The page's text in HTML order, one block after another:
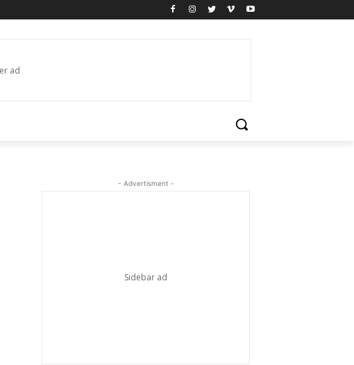
- Advertisment -